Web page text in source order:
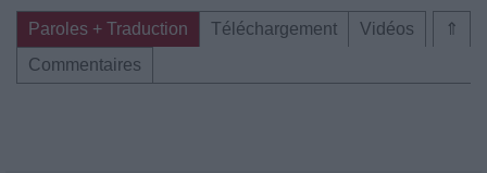
⇑
Paroles + Traduction Téléchargement
Vidéos
Commentaires